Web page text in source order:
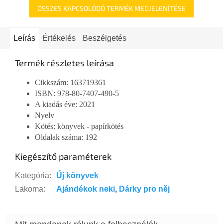
ÖSSZES KAPCSOLÓDÓ TERMÉK MEGJELENÍTÉSE
Leírás Értékelés Beszélgetés
Termék részletes leírása
Cikkszám: 163719361
ISBN: 978-80-7407-490-5
A kiadás éve: 2021
Nyelv
Kötés: könyvek - papírkötés
Oldalak száma: 192
Kiegészítő paraméterek
Kategória:
Új könyvek
Lakoma: Ajándékok neki, Dárky pro něj